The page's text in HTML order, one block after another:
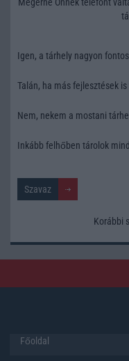
Igen, a tárhely nagyon fontos
Talán, ha más fejlesztések
Nem, nekem a mostani
Inkább felhőben tárolok
Korábbi
Főoldal